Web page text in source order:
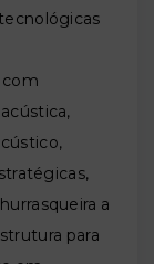
com
a
para